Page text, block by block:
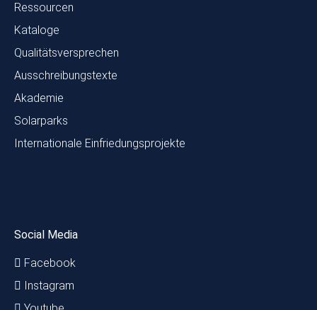
Ressourcen
Kataloge
Qualitätsversprechen
Ausschreibungstexte
Akademie
Solarparks
Internationale Einfriedungsprojekte
Social Media
Facebook
Instagram